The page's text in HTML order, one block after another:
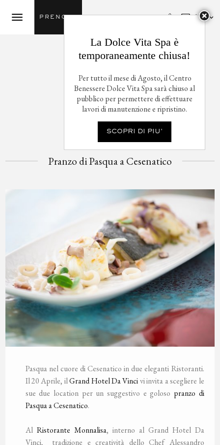
PRENOTA Ita
Pranzo di Pasqua a Cesenatico
Pasqua nel cuore di Cesenatico in due eleganti Ristoranti.
Il 20 Aprile, ilGrand Hotel Da Vincivi invita a scegliere le
sue due location per un suggestivo e goloso pranzo di
Pasqua a Cesenatico.
Al Ristorante Monnalisa, interno al Grand Hotel Da
Vinci, tradizione e creatività dello Chef Alessandro
La Dolce Vita Spa è
temporaneamente chiusa!
Per tutto il mese di Agosto, il Centro
Benessere Dolce Vita Spa sarà chiuso al
pubblico per permettere di effettuare
lavori di manutenzione e ripristino.
SCOPRI DI PIU'